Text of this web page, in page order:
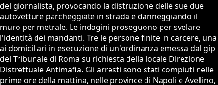
del giornalista, provocando la distruzione delle sue due
autovetture parcheggiate in strada e danneggiando il
muro perimetrale. Le indagini proseguono per svelare
l'identità dei mandanti. Tre le persone finite in carcere, una
ai domiciliari in esecuzione di un'ordinanza emessa dal gip
del Tribunale di Roma su richiesta della locale Direzione
Distrettuale Antimafia. Gli arresti sono stati compiuti nelle
prime ore della mattina, nelle province di Napoli e Avellino,